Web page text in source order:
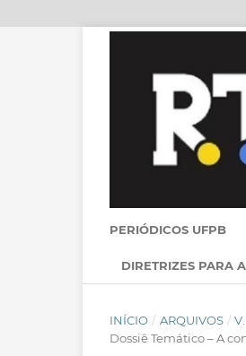
PERIÓDICOS UFPB
DIRETRIZES PARA
INÍCIO / ARQUIVOS /
Dossiê Temático – A